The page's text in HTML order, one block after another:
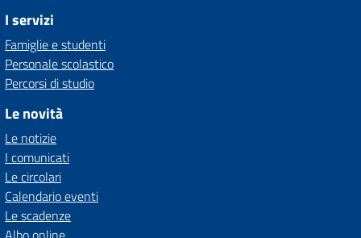
I servizi
Famiglie e studenti
Personale scolastico
Percorsi di studio
Le novità
Le notizie
I comunicati
Le circolari
Calendario eventi
Le scadenze